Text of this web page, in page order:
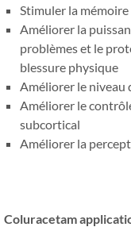
Stimuler la mémoire
Améliorer la
problèmes et le
blessure physique
Améliorer le niveau
Améliorer le
subcortical
Améliorer la
Coluracetam